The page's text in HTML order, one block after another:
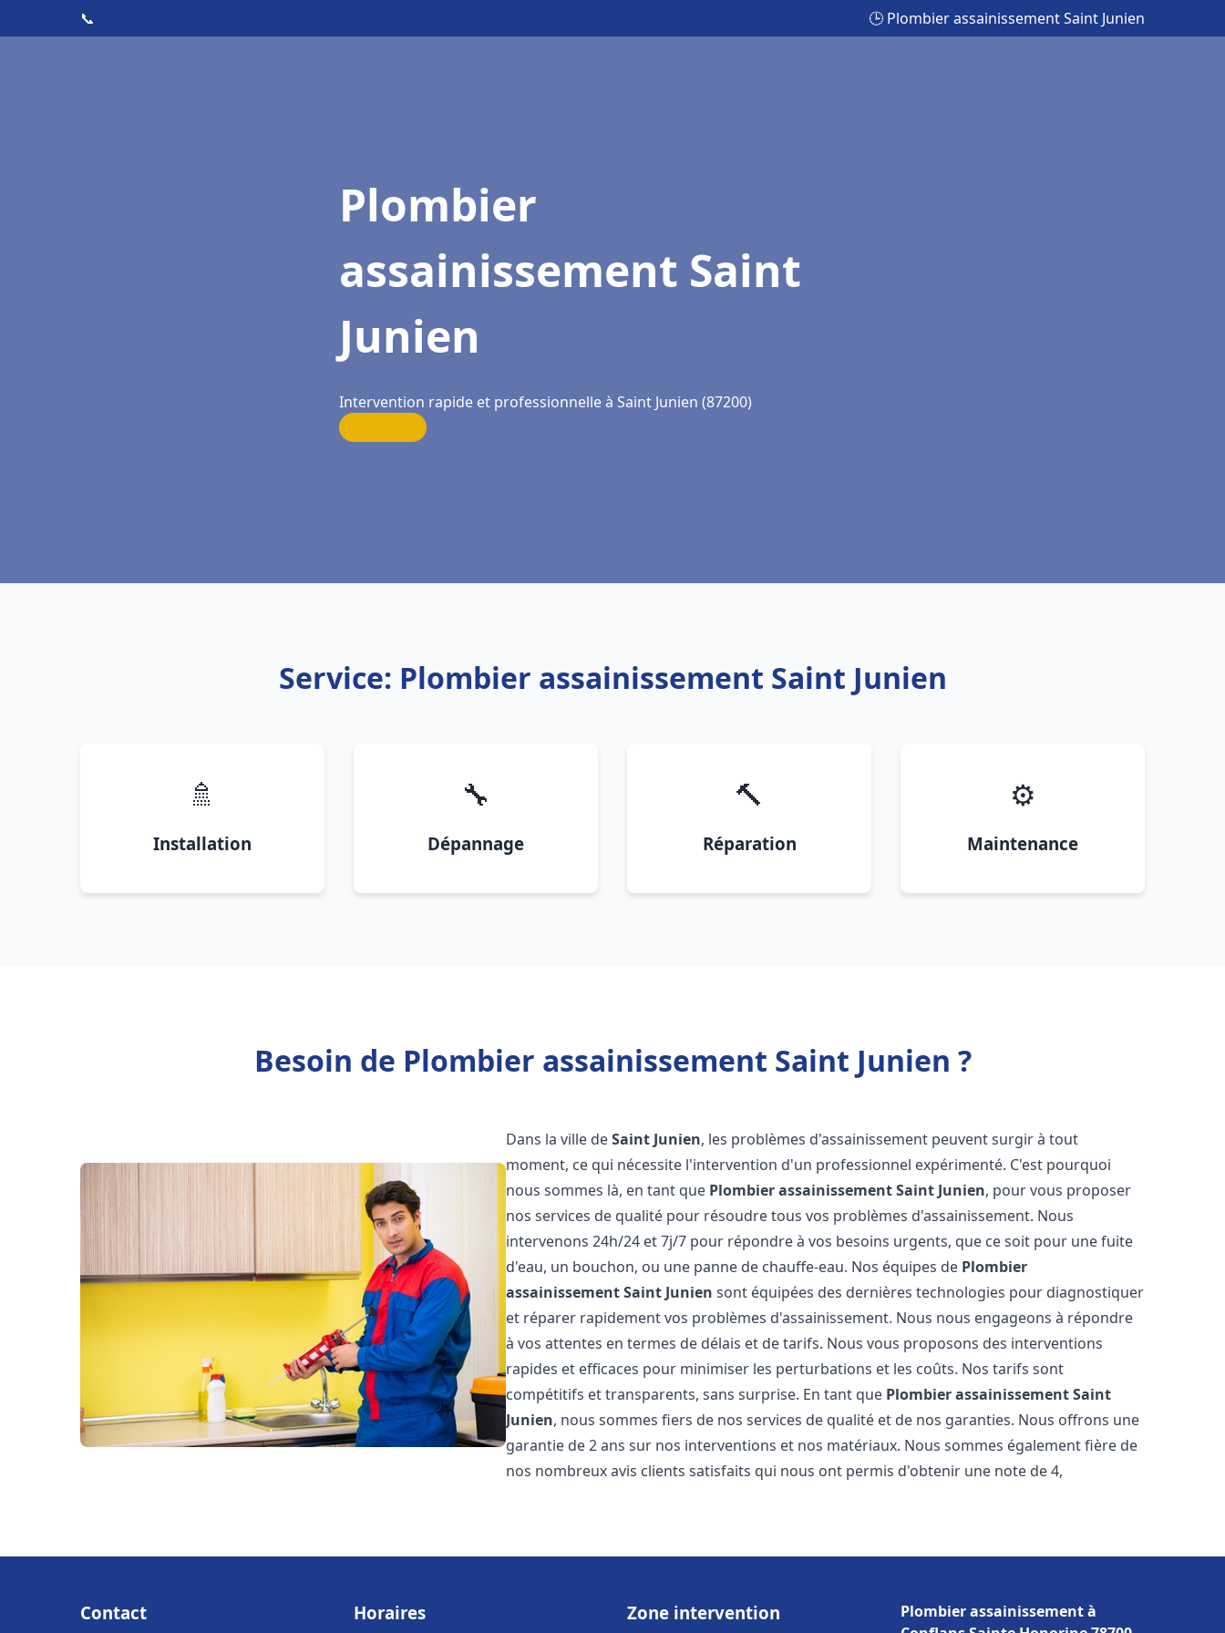
📞 🕒 Plombier assainissement Saint Junien
Plombier
assainissement Saint
Junien
Intervention rapide et professionnelle à Saint Junien (87200)
Service: Plombier assainissement Saint Junien
🚿
Installation
🔧
Dépannage
🔨
Réparation
⚙️
Maintenance
Besoin de Plombier assainissement Saint Junien ?
Dans la ville deSaint Junien, les problèmes d'assainissement peuvent surgir à tout
moment, ce qui nécessite l'intervention d'un professionnel expérimenté. C'est pourquoi
nous sommes là, en tant que Plombier assainissementSaint Junien, pour vous proposer
nos services de qualité pour résoudre tous vos problèmes d'assainissement. Nous
intervenons 24h/24 et 7j/7 pour répondre à vos besoins urgents, que ce soit pour une fuite
d'eau, un bouchon, ou une panne de chauffe-eau. Nos équipes de Plombier
assainissementSaint Junien sont équipées des dernières technologies pour diagnostiquer
et réparer rapidement vos problèmes d'assainissement. Nous nous engageons à répondre
à vos attentes en termes de délais et de tarifs. Nous vous proposons des interventions
rapides et efficaces pour minimiser les perturbations et les coûts. Nos tarifs sont
compétitifs et transparents, sans surprise. En tant que Plombier assainissementSaint
Junien, nous sommes fiers de nos services de qualité et de nos garanties. Nous offrons une
garantie de 2 ans sur nos interventions et nos matériaux. Nous sommes également fière de
nos nombreux avis clients satisfaits qui nous ont permis d'obtenir une note de 4,
Contact Horaires Zone intervention
Plombier assainissement à